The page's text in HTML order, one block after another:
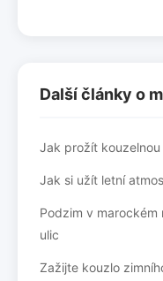
Další články o
Jak prožít kouzelnou
Jak si užít letní
Podzim v marockém
ulic
Zažijte kouzlo